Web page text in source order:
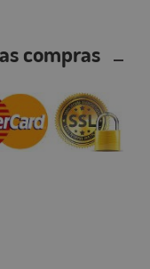
compras